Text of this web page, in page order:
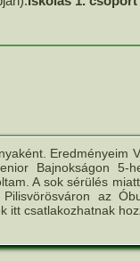
Eredményeim
Bajnokságon 5-
A sok sérülés
az
itt csatlakozhatnak